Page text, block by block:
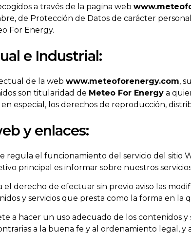
a través de la pagina web
de Protección de Datos de carácter
For Energy.
e Industrial:
de la web www.meteoforenergy.com,
son titularidad de Meteo For Energya
en especial, los derechos de reproducción,
y enlaces:
regula el funcionamiento del servicio del sitio
principal es informar sobre nuestros
el derecho de efectuar sin previo aviso las
y servicios que presta como la forma en la
a hacer un uso adecuado de los contenidos y
a la buena fe y al ordenamiento legal, y